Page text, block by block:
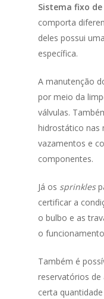
Sistema fixo
comporta
deles possui
específica.
A manutenção
por meio da
válvulas.
hidrostático nas
vazamentos e
componentes.
Já os sprinkles
certificar a
o bulbo e as
o
Também é
reservatórios de
certa